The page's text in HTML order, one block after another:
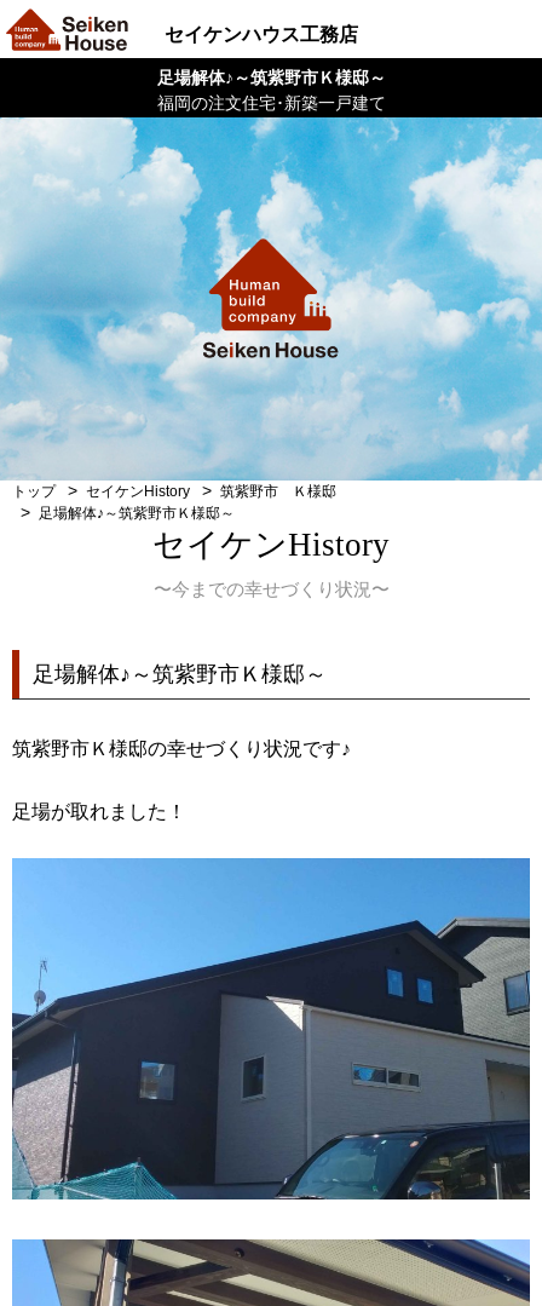
足場解体♪～筑紫野市Ｋ様邸～
福岡の注文住宅･新築一戸建て
セイケンハウス工務店
トップ セイケンHistory
筑紫野市 Ｋ様邸
足場解体♪～筑紫野市Ｋ様邸～
セイケンHistory
〜今までの幸せづくり状況〜
足場解体♪～筑紫野市Ｋ様邸～
筑紫野市Ｋ様邸の幸せづくり状況です♪
足場が取れました！